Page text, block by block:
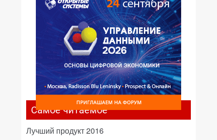
Самое читаемое
Лучший продукт 2016